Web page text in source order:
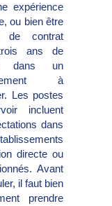
expérience
ou bien être
contrat
ans de
dans un
à
Les postes
incluent
dans
directe ou
Avant
il faut bien
prendre